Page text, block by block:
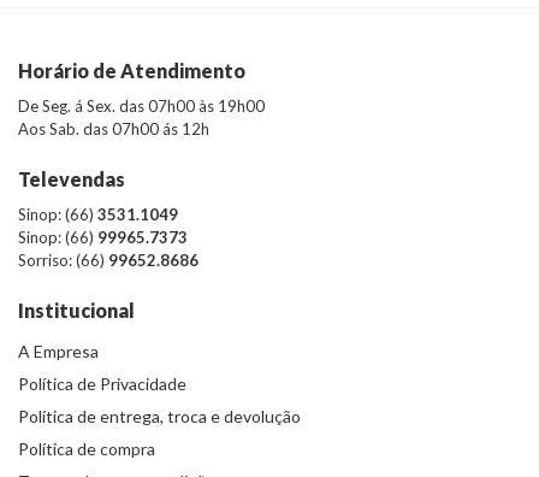
Horário de Atendimento
De Seg. á Sex. das 07h00 às 19h00
Aos Sab. das 07h00 ás 12h
Televendas
Sinop: (66) 3531.1049
Sinop: (66) 99965.7373
Sorriso: (66) 99652.8686
Institucional
A Empresa
Política de Privacidade
Política de entrega, troca e devolução
Política de compra